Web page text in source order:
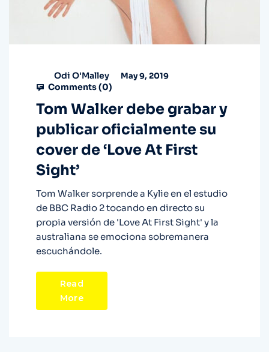
Odi O'Malley May 9, 2019
Comments (0)
Tom Walker debe grabar y
publicar oficialmente su
cover de ‘Love At First
Sight’
Tom Walker sorprende a Kylie en el estudio
de BBC Radio 2 tocando en directo su
propia versión de 'Love At First Sight' y la
australiana se emociona sobremanera
escuchándole.
Read
More